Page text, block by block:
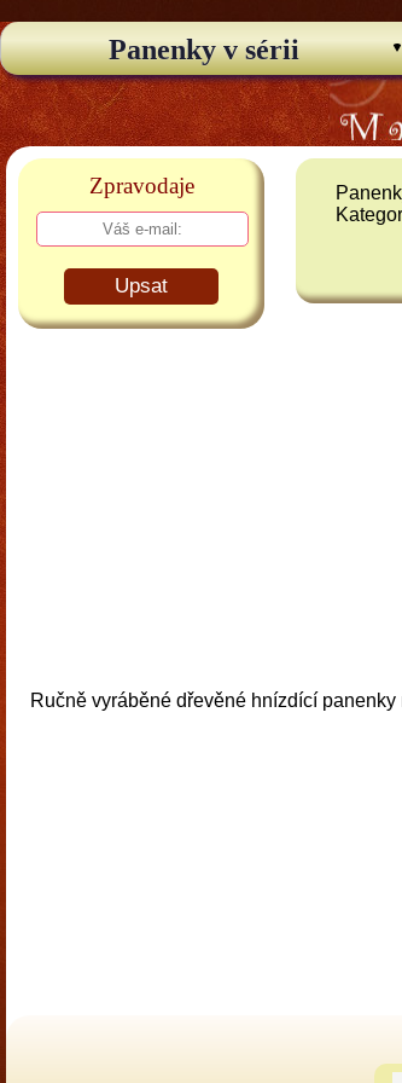
Panenky v sérii
Zpravodaje
Upsat
Ručně vyráběné dřevěné hnízdící